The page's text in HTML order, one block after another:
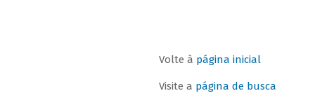
Volte à página inicial
Visite a página de busca